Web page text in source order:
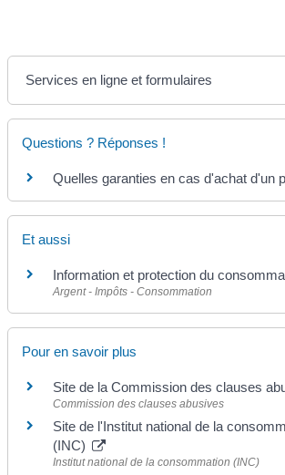
Services en ligne et formulaires
Questions ? Réponses !
Quelles garanties en cas d'achat d'un
Et aussi
Information et protection du
Argent - Impôts - Consommation
Pour en savoir plus
Site de la Commission des clauses
Commission des clauses abusives
Site de l'Institut national de la
(INC)
Institut national de la consommation (INC)